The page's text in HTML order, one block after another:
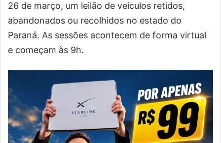
26 de março, um leilão de veículos retidos,
abandonados ou recolhidos no estado do
Paraná. As sessões acontecem de forma virtual
e começam às 9h.